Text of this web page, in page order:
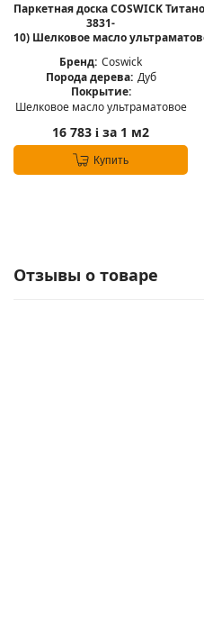
Паркетная доска COSWICK
3831-
10) Шелковое масло
Бренд: Coswick
Порода дерева: Дуб
Покрытие:
Шелковое масло ультраматовое
16 783 i за 1 м2
Купить
Отзывы о товаре